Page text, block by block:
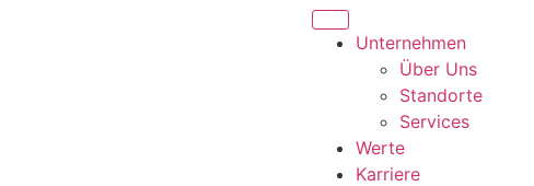
Unternehmen
Über Uns
Standorte
Services
Werte
Karriere